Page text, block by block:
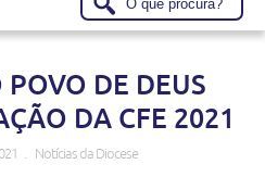
DE DEUS
DA CFE 2021
. Notícias da Diocese